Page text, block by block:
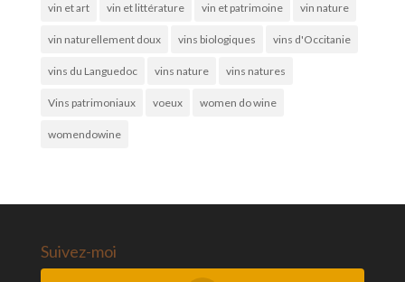
vin et art vin et littérature vin et patrimoine vin nature
vin naturellement doux vins biologiques vins d'Occitanie
vins du Languedoc vins nature vins natures
Vins patrimoniaux voeux women do wine
womendowine
Suivez-moi